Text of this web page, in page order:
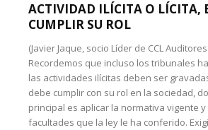
ACTIVIDAD ILÍCITA O LÍCITA,
CUMPLIR SU ROL
(Javier Jaque, socio Líder de CCL
Recordemos que incluso los tribunales
las actividades ilícitas deben ser
debe cumplir con su rol en la sociedad,
principal es aplicar la normativa vigente
facultades que la ley le ha conferido.